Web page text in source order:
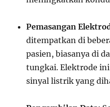
Pemasangan
ditempatkan di
pasien, biasanya di
tungkai. Elektrode
sinyal listrik yang